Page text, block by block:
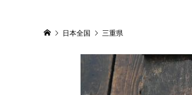
日本全国 三重県